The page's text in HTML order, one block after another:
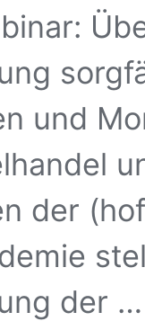
und
der
der